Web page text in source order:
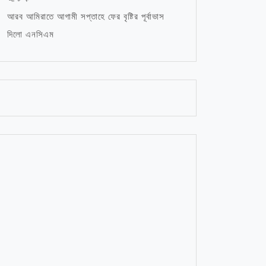
আরব আমিরাতে আগামী সপ্তাহে ফের বৃষ্টির পূর্বাভাস
দিলো এনসিএম